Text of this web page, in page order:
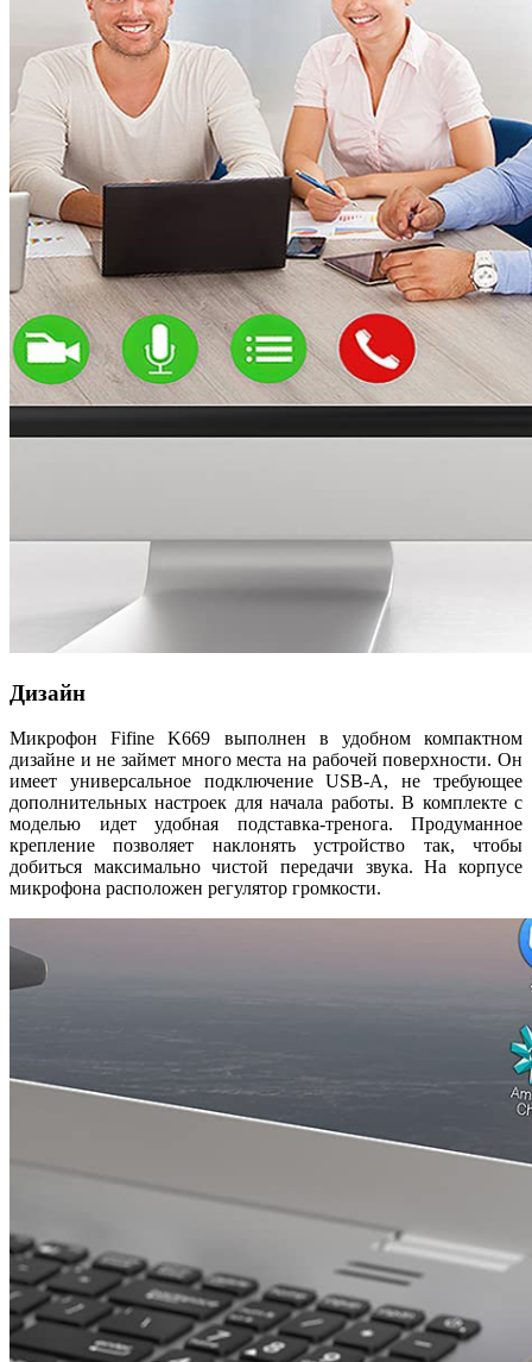
Дизайн
Микрофон Fifine K669 выполнен в удобном компактном
дизайне и не займет много места на рабочей поверхности. Он
имеет универсальное подключение USB-A, не требующее
дополнительных настроек для начала работы. В комплекте с
моделью идет удобная подставка-тренога. Продуманное
крепление позволяет наклонять устройство так, чтобы
добиться максимально чистой передачи звука. На корпусе
микрофона расположен регулятор громкости.